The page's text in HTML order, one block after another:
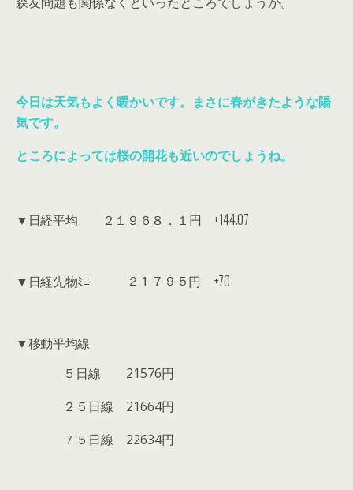
今日は天気もよく暖かいです。まさに春がきたような陽
気です。
ところによっては桜の開花も近いのでしょうね。
▼日経平均 ２１９６８．１円 +144.07
▼日経先物ﾐﾆ ２１７９５円 +70
▼移動平均線
５日線 21576円
２５日線 21664円
７５日線 22634円